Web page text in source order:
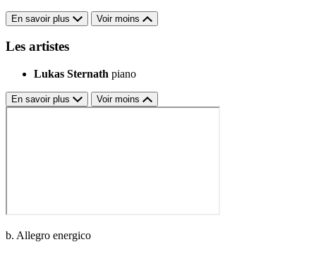
En savoir plus Voir moins
Les artistes
Lukas Sternath piano
En savoir plus Voir moins
b. Allegro energico